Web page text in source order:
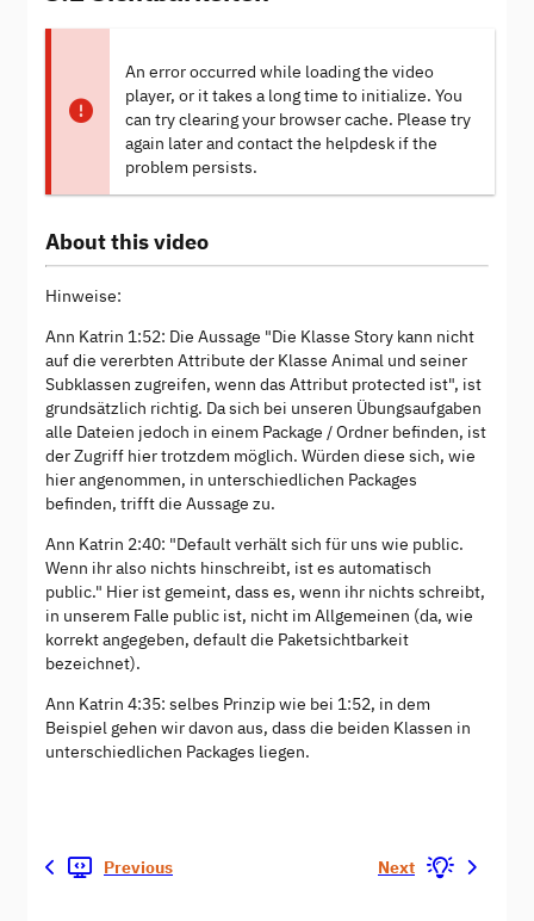
An error occurred while loading the video
player, or it takes a long time to initialize. You
can try clearing your browser cache. Please try
again later and contact the helpdesk if the
problem persists.
About this video
Hinweise:
Ann Katrin 1:52: Die Aussage "Die Klasse Story kann nicht
auf die vererbten Attribute der Klasse Animal und seiner
Subklassen zugreifen, wenn das Attribut protected ist", ist
grundsätzlich richtig. Da sich bei unseren Übungsaufgaben
alle Dateien jedoch in einem Package / Ordner befinden, ist
der Zugriff hier trotzdem möglich. Würden diese sich, wie
hier angenommen, in unterschiedlichen Packages
befinden, trifft die Aussage zu.
Ann Katrin 2:40: "Default verhält sich für uns wie public.
Wenn ihr also nichts hinschreibt, ist es automatisch
public." Hier ist gemeint, dass es, wenn ihr nichts schreibt,
in unserem Falle public ist, nicht im Allgemeinen (da, wie
korrekt angegeben, default die Paketsichtbarkeit
bezeichnet).
Ann Katrin 4:35: selbes Prinzip wie bei 1:52, in dem
Beispiel gehen wir davon aus, dass die beiden Klassen in
unterschiedlichen Packages liegen.
Previous Next